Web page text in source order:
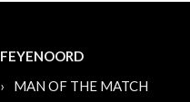
FEYENOORD
MAN OF THE MATCH